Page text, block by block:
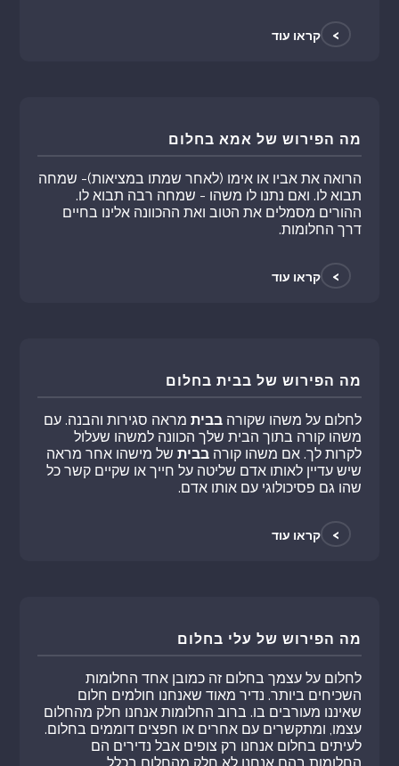
> קראו עוד
מה הפירוש של אמא בחלום
הרואה את אביו או אימו (לאחר שמתו במציאות)- שמחה
תבוא לו. ואם נתנו לו משהו - שמחה רבה תבוא לו.
ההורים מסמלים את הטוב ואת ההכוונה אלינו בחיים
דרך החלומות.
> קראו עוד
מה הפירוש של בבית בחלום
לחלום על משהו שקורהבבית מראה סגירות והבנה. עם
משהו קורה בתוך הבית שלך הכוונה למשהו שעלול
לקרות לך. אם משהו קורהבבית של מישהו אחר מראה
שיש עדיין לאותו אדם שליטה על חייך או שקיים קשר כל
שהו גם פסיכולוגי עם אותו אדם.
> קראו עוד
מה הפירוש של עלי בחלום
לחלום על עצמך בחלום זה כמובן אחד החלומות
השכיחים ביותר. נדיר מאוד שאנחנו חולמים חלום
שאיננו מעורבים בו. ברוב החלומות אנחנו חלק מהחלום
עצמו, ומתקשרים עם אחרים או חפצים דוממים בחלום.
לעיתים בחלום אנחנו רק צופים אבל נדירים הם